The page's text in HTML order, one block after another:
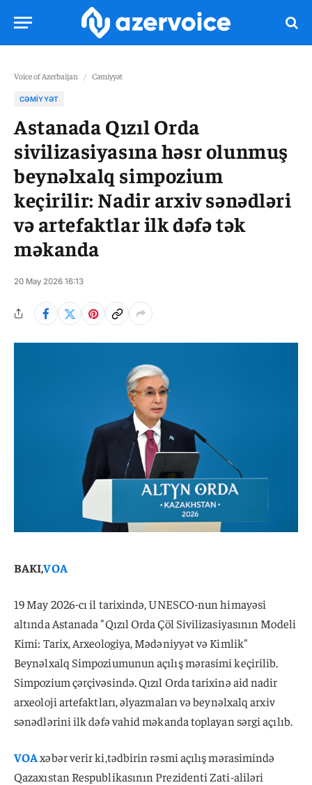
Voice of Azerbaijan / Cəmiyyət
CƏMIYYƏT
Astanada Qızıl Orda
sivilizasiyasına həsr olunmuş
beynəlxalq simpozium
keçirilir: Nadir arxiv sənədləri
və artefaktlar ilk dəfə tək
məkanda
20 May 2026 16:13
BAKI,VOA
19 May 2026-cı il tarixində, UNESCO-nun himayəsi
altında Astanada "Qızıl Orda Çöl Sivilizasiyasının Modeli
Kimi: Tarix, Arxeologiya, Mədəniyyət və Kimlik"
Beynəlxalq Simpoziumunun açılış mərasimi keçirilib.
Simpozium çərçivəsində. Qızıl Orda tarixinə aid nadir
arxeoloji artefaktları, əlyazmaları və beynəlxalq arxiv
sənədlərini ilk dəfə vahid məkanda toplayan sərgi açılıb.
VOAxəbər verir ki,tədbirin rəsmi açılış mərasimində
Qazaxıstan Respublikasının Prezidenti Zati-aliləri